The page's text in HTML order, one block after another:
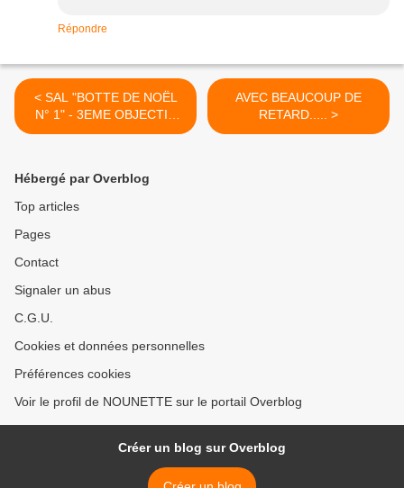
Répondre
< SAL "BOTTE DE NOËL
N° 1" - 3EME OBJECTIF
TERMINE
AVEC BEAUCOUP DE
RETARD..... >
Hébergé par Overblog
Top articles
Pages
Contact
Signaler un abus
C.G.U.
Cookies et données personnelles
Préférences cookies
Voir le profil de NOUNETTE sur le portail Overblog
Créer un blog sur Overblog